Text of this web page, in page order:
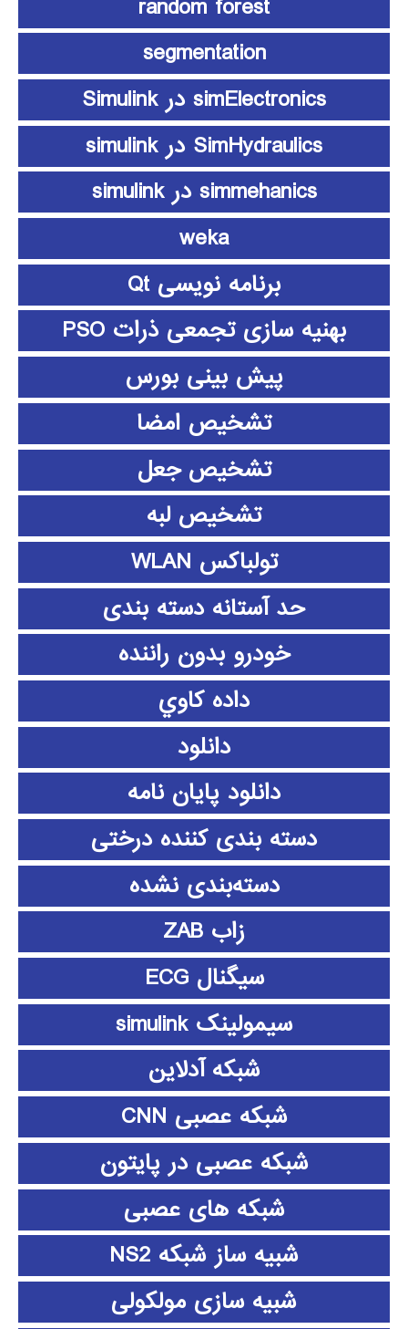
random forest
segmentation
simElectronics در Simulink
SimHydraulics در simulink
simmehanics در simulink
weka
برنامه نویسی Qt
بهنیه سازی تجمعی ذرات PSO
پیش بینی بورس
تشخیص امضا
تشخیص جعل
تشخیص لبه
تولباکس WLAN
حد آستانه دسته بندی
خودرو بدون راننده
داده كاوي
دانلود
دانلود پايان نامه
دسته بندی کننده درختی
دسته‌بندی نشده
زاب ZAB
سیگنال ECG
سیمولینک simulink
شبکه آدلاین
شبکه عصبی CNN
شبکه عصبی در پایتون
شبکه های عصبی
شبیه ساز شبکه NS2
شبیه سازی مولکولی